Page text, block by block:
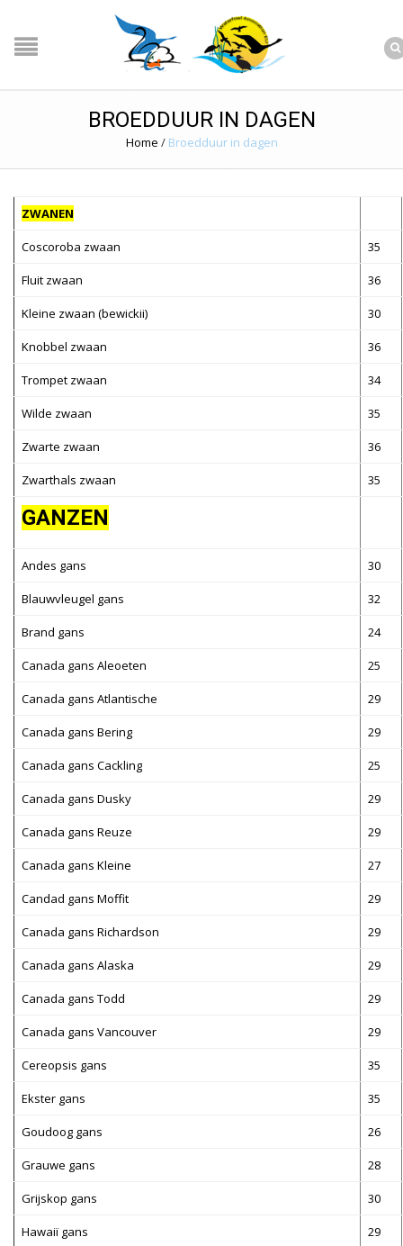
BROEDDUUR IN DAGEN
Home / Broedduur in dagen
ZWANEN
Coscoroba zwaan 35
Fluit zwaan 36
Kleine zwaan (bewickii) 30
Knobbel zwaan 36
Trompet zwaan 34
Wilde zwaan 35
Zwarte zwaan 36
Zwarthals zwaan 35
GANZEN
Andes gans 30
Blauwvleugel gans 32
Brand gans 24
Canada gans Aleoeten 25
Canada gans Atlantische 29
Canada gans Bering 29
Canada gans Cackling 25
Canada gans Dusky 29
Canada gans Reuze 29
Canada gans Kleine 27
Candad gans Moffit 29
Canada gans Richardson 29
Canada gans Alaska 29
Canada gans Todd 29
Canada gans Vancouver 29
Cereopsis gans 35
Ekster gans 35
Goudoog gans 26
Grauwe gans 28
Grijskop gans 30
Hawaiï gans 29